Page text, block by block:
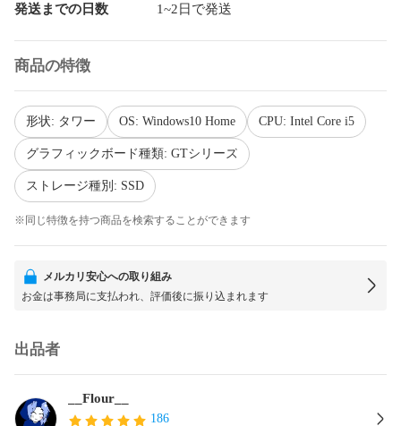
発送までの日数 1~2日で発送
商品の特徴
形状: タワー OS: Windows10 Home CPU: Intel Core i5
グラフィックボード種類: GTシリーズ
ストレージ種別: SSD
※同じ特徴を持つ商品を検索することができます
メルカリ安心への取り組み
お金は事務局に支払われ、評価後に振り込まれます
出品者
__Flour__
186